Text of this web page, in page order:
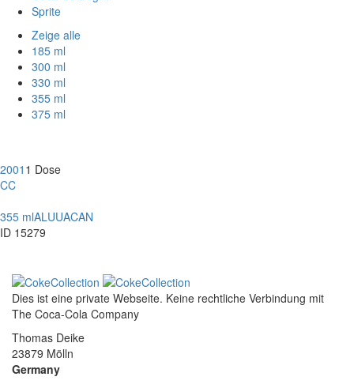
Sprite
Zeige alle
185 ml
300 ml
330 ml
355 ml
375 ml
2001 1 Dose
CC
355 mlALUUACAN
ID 15279
Dies ist eine private Webseite. Keine rechtliche Verbindung mit
The Coca-Cola Company
Thomas Deike
23879 Mölln
Germany